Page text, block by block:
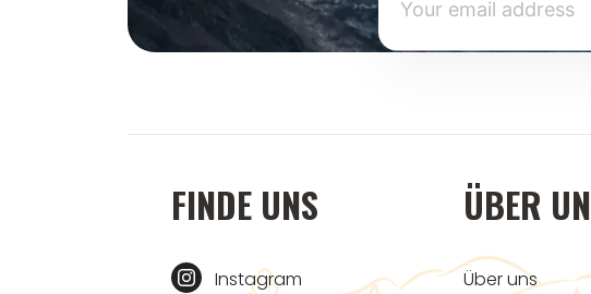
FINDE UNS
Instagram
ÜBER
Über uns